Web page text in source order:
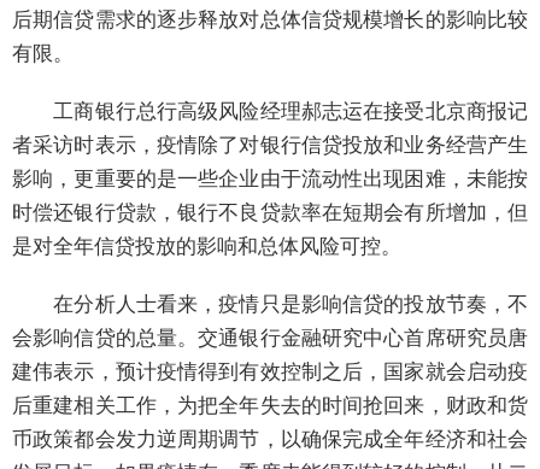
后期信贷需求的逐步释放对总体信贷规模增长的影响比较
有限。
工商银行总行高级风险经理郝志运在接受北京商报记
者采访时表示，疫情除了对银行信贷投放和业务经营产生
影响，更重要的是一些企业由于流动性出现困难，未能按
时偿还银行贷款，银行不良贷款率在短期会有所增加，但
是对全年信贷投放的影响和总体风险可控。
在分析人士看来，疫情只是影响信贷的投放节奏，不
会影响信贷的总量。交通银行金融研究中心首席研究员唐
建伟表示，预计疫情得到有效控制之后，国家就会启动疫
后重建相关工作，为把全年失去的时间抢回来，财政和货
币政策都会发力逆周期调节，以确保完成全年经济和社会